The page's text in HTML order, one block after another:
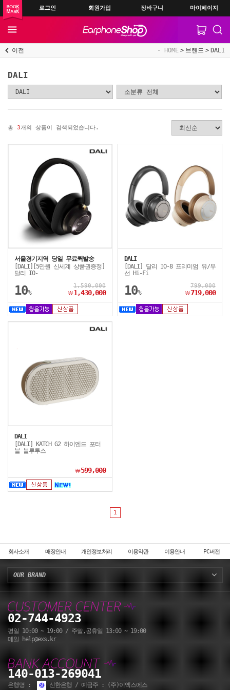
로그인 회원가입 장바구니 마이페이지
이전 HOME 브랜드 DALI
DALI
총 3개의 상품이 검색되었습니다.
서울경기지역 당일 무료퀵발송
[DALI][5만원 신세계 상품권증정]
달리 IO-
10%
1,590,000
￦1,430,000
DALI
[DALI] 달리 IO-8 프리미엄 유/무
선 Hi-Fi
10%
799,000
￦719,000
DALI
[DALI] KATCH G2 하이엔드 포터
블 블루투스
￦599,000
1
회사소개 매장안내 개인정보처리 이용약관 이용안내 PC버전
OUR BRAND
02-744-4923
평일 10:00 ~ 19:00 / 주말,공휴일 13:00 ~ 19:00
메일 help@exs.kr
140-013-269041
은행명 : 신한은행 / 예금주 : (주)이엑스에스